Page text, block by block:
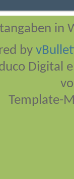
in
by
Digital
Template-